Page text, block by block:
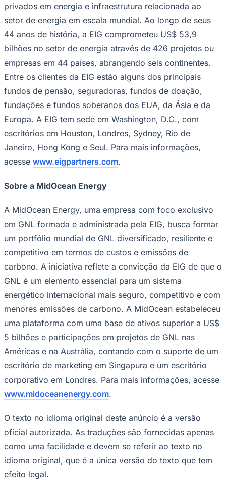
privados em energia e infraestrutura relacionada ao
setor de energia em escala mundial. Ao longo de seus
44 anos de história, a EIG comprometeu US$ 53,9
bilhões no setor de energia através de 426 projetos ou
empresas em 44 países, abrangendo seis continentes.
Entre os clientes da EIG estão alguns dos principais
fundos de pensão, seguradoras, fundos de doação,
fundações e fundos soberanos dos EUA, da Ásia e da
Europa. A EIG tem sede em Washington, D.C., com
escritórios em Houston, Londres, Sydney, Rio de
Janeiro, Hong Kong e Seul. Para mais informações,
acesse www.eigpartners.com.
Sobre a MidOcean Energy
A MidOcean Energy, uma empresa com foco exclusivo
em GNL formada e administrada pela EIG, busca formar
um portfólio mundial de GNL diversificado, resiliente e
competitivo em termos de custos e emissões de
carbono. A iniciativa reflete a convicção da EIG de que o
GNL é um elemento essencial para um sistema
energético internacional mais seguro, competitivo e com
menores emissões de carbono. A MidOcean estabeleceu
uma plataforma com uma base de ativos superior a US$
5 bilhões e participações em projetos de GNL nas
Américas e na Austrália, contando com o suporte de um
escritório de marketing em Singapura e um escritório
corporativo em Londres. Para mais informações, acesse
www.midoceanenergy.com.
O texto no idioma original deste anúncio é a versão
oficial autorizada. As traduções são fornecidas apenas
como uma facilidade e devem se referir ao texto no
idioma original, que é a única versão do texto que tem
efeito legal.